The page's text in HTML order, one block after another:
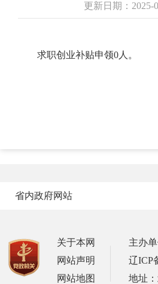
更新日期：
求职创业补贴申领0人。
省内政府网站
关于本网
网站声明
网站地图
主办
辽ICP
地址